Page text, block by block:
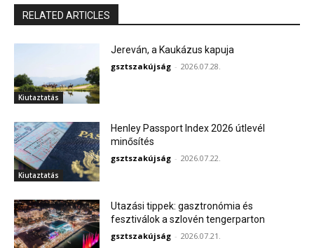
RELATED ARTICLES
Kiutaztatás
Jereván, a Kaukázus kapuja
gsztszakújság - 2026.07.28.
Kiutaztatás
Henley Passport Index 2026 útlevél
minősítés
gsztszakújság - 2026.07.22.
Utazási tippek: gasztronómia és
fesztiválok a szlovén tengerparton
gsztszakújság - 2026.07.21.